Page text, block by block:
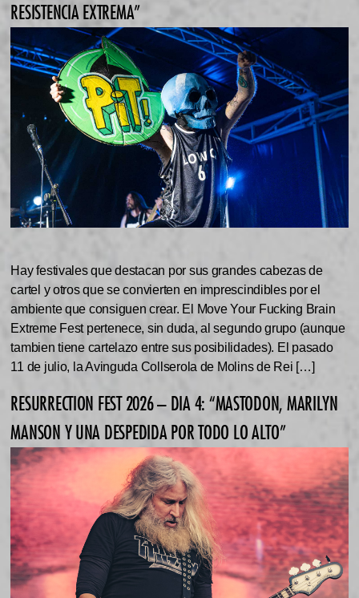
RESISTENCIA EXTREMA”
Hay festivales que destacan por sus grandes cabezas de
cartel y otros que se convierten en imprescindibles por el
ambiente que consiguen crear. El Move Your Fucking Brain
Extreme Fest pertenece, sin duda, al segundo grupo (aunque
tambien tiene cartelazo entre sus posibilidades). El pasado
11 de julio, la Avinguda Collserola de Molins de Rei […]
RESURRECTION FEST 2026 – DIA 4: “MASTODON, MARILYN
MANSON Y UNA DESPEDIDA POR TODO LO ALTO”